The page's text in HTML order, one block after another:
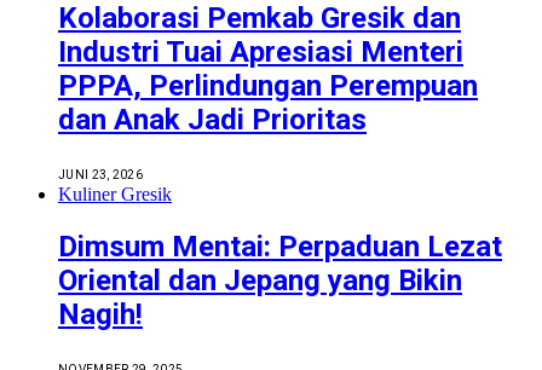
Kolaborasi Pemkab Gresik dan
Industri Tuai Apresiasi Menteri
PPPA, Perlindungan Perempuan
dan Anak Jadi Prioritas
JUNI 23, 2026
Kuliner Gresik
Dimsum Mentai: Perpaduan Lezat
Oriental dan Jepang yang Bikin
Nagih!